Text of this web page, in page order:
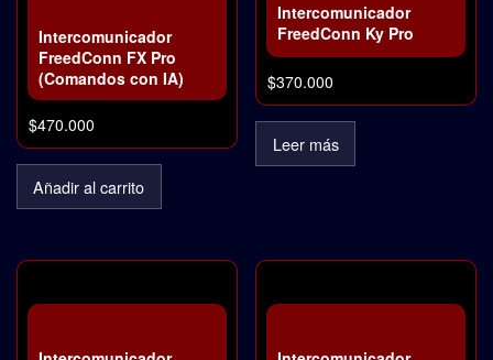
Intercomunicador
FreedConn FX Pro
(Comandos con IA)
$470.000
Añadir al carrito
Intercomunicador
FreedConn Ky Pro
$370.000
Leer más